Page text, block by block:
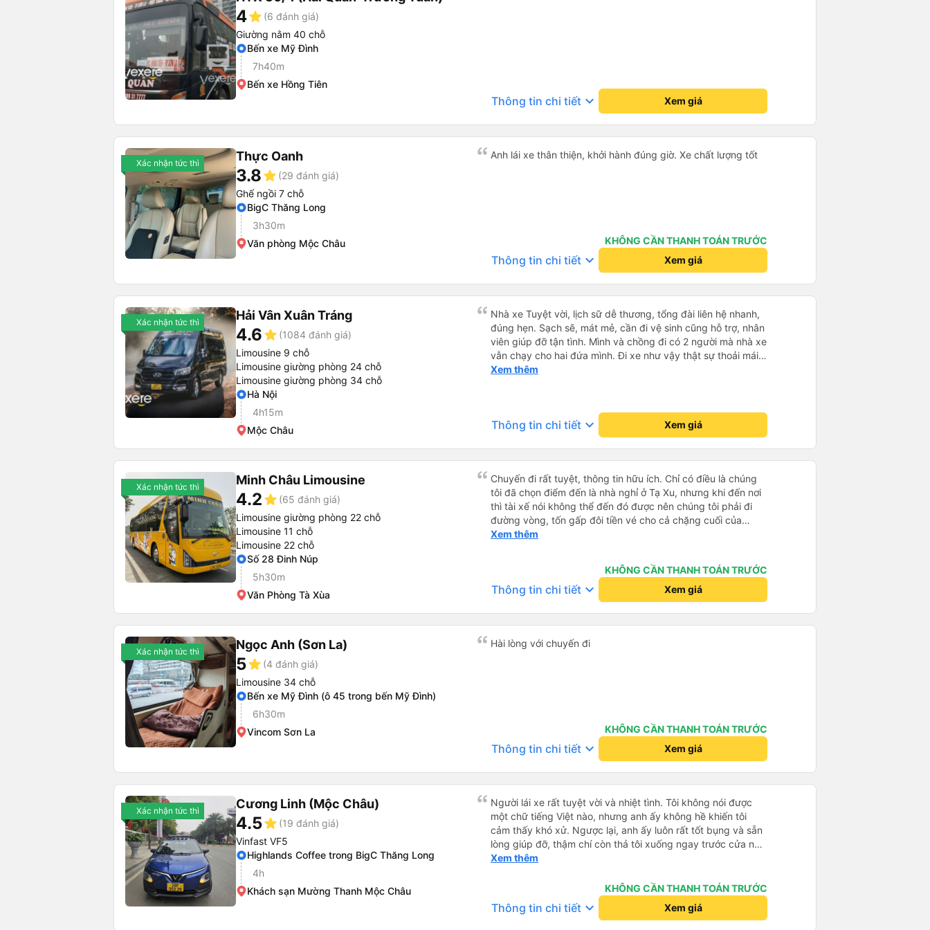
4star (6 đánh giá)
Giường nằm 40 chỗ
Bến xe Mỹ Đình
7h40m
Bến xe Hồng Tiên
Thông tin chi tiết keyboard_arrow_down Xem giá
Xác nhận tức thì Thực Oanh
3.8star (29 đánh giá)
Ghế ngồi 7 chỗ
BigC Thăng Long
3h30m
Văn phòng Mộc Châu
Anh lái xe thân thiện, khởi hành đúng giờ. Xe chất lượng tốt
KHÔNG CẦN THANH TOÁN TRƯỚC
Thông tin chi tiết keyboard_arrow_down Xem giá
Xác nhận tức thì Hải Vân Xuân Tráng
4.6star (1084 đánh giá)
Limousine 9 chỗ
Limousine giường phòng 24 chỗ
Limousine giường phòng 34 chỗ
Hà Nội
4h15m
Mộc Châu
Nhà xe Tuyệt vời, lịch sữ dễ thương, tổng đài liên hệ nhanh,
đúng hẹn. Sạch sẽ, mát mẻ, cần đi vệ sinh cũng hỗ trợ, nhân
viên giúp đỡ tận tình. Mình và chồng đi có 2 người mà nhà xe
vẫn chạy cho hai đứa mình. Đi xe như vậy thật sự thoải mái
hơn các chuyến khác, mà hơn có 1 ổ bánh mì. Chúc nhà xe
Xem thêm
Thông tin chi tiết keyboard_arrow_down Xem giá
Xác nhận tức thì Minh Châu Limousine
4.2star (65 đánh giá)
Limousine giường phòng 22 chỗ
Limousine 11 chỗ
Limousine 22 chỗ
Số 28 Đinh Núp
5h30m
Văn Phòng Tà Xùa
Chuyến đi rất tuyệt, thông tin hữu ích. Chỉ có điều là chúng
tôi đã chọn điểm đến là nhà nghỉ ở Tạ Xu, nhưng khi đến nơi
thì tài xế nói không thể đến đó được nên chúng tôi phải đi
đường vòng, tốn gấp đôi tiền vé cho cả chặng cuối của
chuyến đi từ Hà Nội. Ngoài ra thì mọi thứ khác đều rất tốt.
Xem thêm
KHÔNG CẦN THANH TOÁN TRƯỚC
Thông tin chi tiết keyboard_arrow_down Xem giá
Xác nhận tức thì Ngọc Anh (Sơn La)
5star (4 đánh giá)
Limousine 34 chỗ
Bến xe Mỹ Đình (ô 45 trong bến Mỹ Đình)
6h30m
Vincom Sơn La
Hài lòng với chuyến đi
KHÔNG CẦN THANH TOÁN TRƯỚC
Thông tin chi tiết keyboard_arrow_down Xem giá
Xác nhận tức thì Cương Linh (Mộc Châu)
4.5star (19 đánh giá)
Vinfast VF5
Highlands Coffee trong BigC Thăng Long
4h
Khách sạn Mường Thanh Mộc Châu
Người lái xe rất tuyệt vời và nhiệt tình. Tôi không nói được
một chữ tiếng Việt nào, nhưng anh ấy không hề khiến tôi
cảm thấy khó xử. Ngược lại, anh ấy luôn rất tốt bụng và sẵn
lòng giúp đỡ, thậm chí còn thả tôi xuống ngay trước cửa nơi
tôi cần đến, cách điểm dừng gần nhất mà tôi đã đặt trước
suốt chuyến đi 4 tiếng. Tất cả các hành khách khác cũng
lịch sự và tôn trọng, tôi là người nước ngoài duy nhất. Thật là
một niềm vui khi được đi du lịch cùng các bạn, và tôi chắc
Xem thêm
KHÔNG CẦN THANH TOÁN TRƯỚC
Thông tin chi tiết keyboard_arrow_down Xem giá